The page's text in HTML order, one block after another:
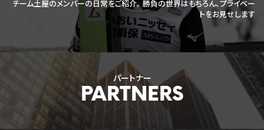
チーム土屋のメンバーの日常をご紹介。 勝負の世界はもちろん、プライベー
トをお見せします
パートナー